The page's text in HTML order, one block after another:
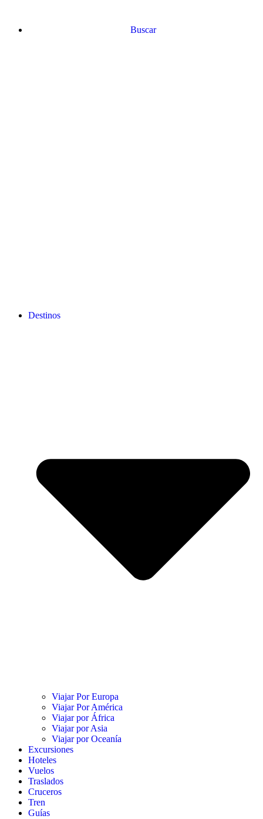
Buscar
Destinos
Viajar Por Europa
Viajar Por América
Viajar por África
Viajar por Asia
Viajar por Oceanía
Excursiones
Hoteles
Vuelos
Traslados
Cruceros
Tren
Guías